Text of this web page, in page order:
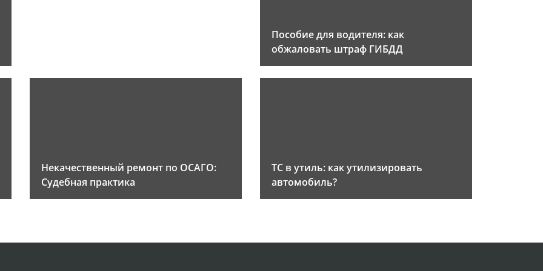
Пособие для водителя: как
обжаловать штраф ГИБДД
Некачественный ремонт по ОСАГО:
Судебная практика
ТС в утиль: как утилизировать
автомобиль?